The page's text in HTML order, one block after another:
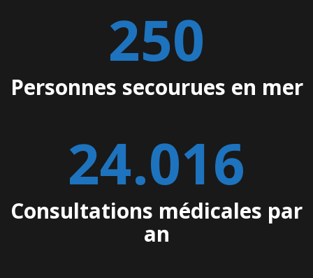
255
Personnes secourues en mer
24.565
Consultations médicales par
an